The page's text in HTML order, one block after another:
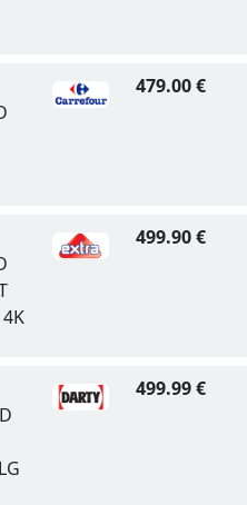
479.00 €
499.90 €
499.99 €